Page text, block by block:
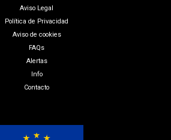
Aviso Legal
Política de Privacidad
Aviso de cookies
FAQs
Alertas
Info
Contacto